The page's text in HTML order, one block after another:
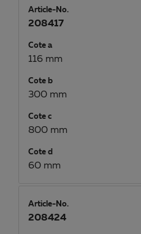
Article-No.
208417
Cote a
116 mm
Cote b
300 mm
Cote c
800 mm
Cote d
60 mm
Article-No.
208424